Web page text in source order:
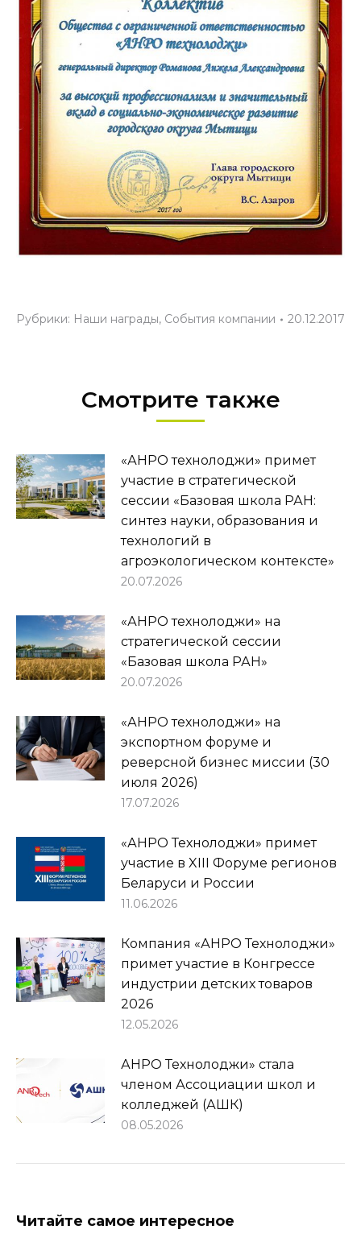
Рубрики: Наши награды, События компании 20.12.2017
Смотрите также
«АНРО технолоджи» примет
участие в стратегической
сессии «Базовая школа РАН:
синтез науки, образования и
технологий в
агроэкологическом контексте»
20.07.2026
«АНРО технолоджи» на
стратегической сессии
«Базовая школа РАН»
20.07.2026
«АНРО технолоджи» на
экспортном форуме и
реверсной бизнес миссии (30
июля 2026)
17.07.2026
«АНРО Технолоджи» примет
участие в XIII Форуме регионов
Беларуси и России
11.06.2026
Компания «АНРО Технолоджи»
примет участие в Конгрессе
индустрии детских товаров
2026
12.05.2026
АНРО Технолоджи» стала
членом Ассоциации школ и
колледжей (АШК)
08.05.2026
Читайте самое интересное